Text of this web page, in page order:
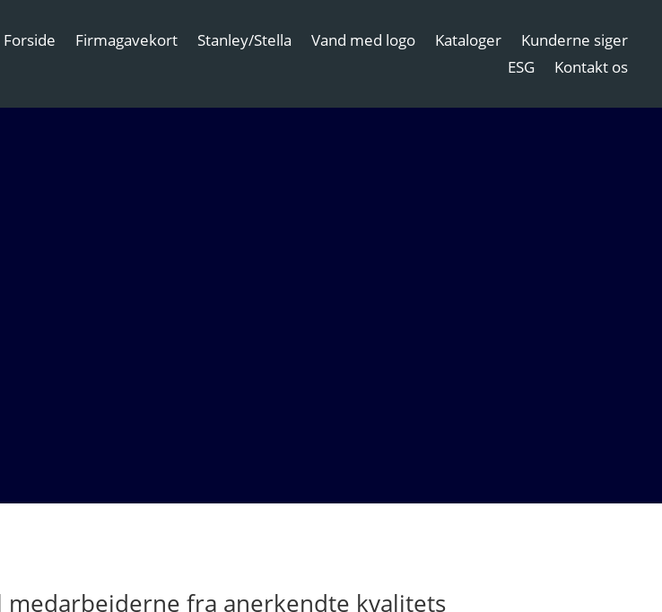
Forside Firmagavekort Stanley/Stella Vand med logo Kataloger
Kunderne siger
ESG
Kontakt os
fra anerkendte kvalitets